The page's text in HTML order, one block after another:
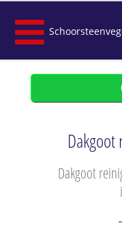
Dakgoot